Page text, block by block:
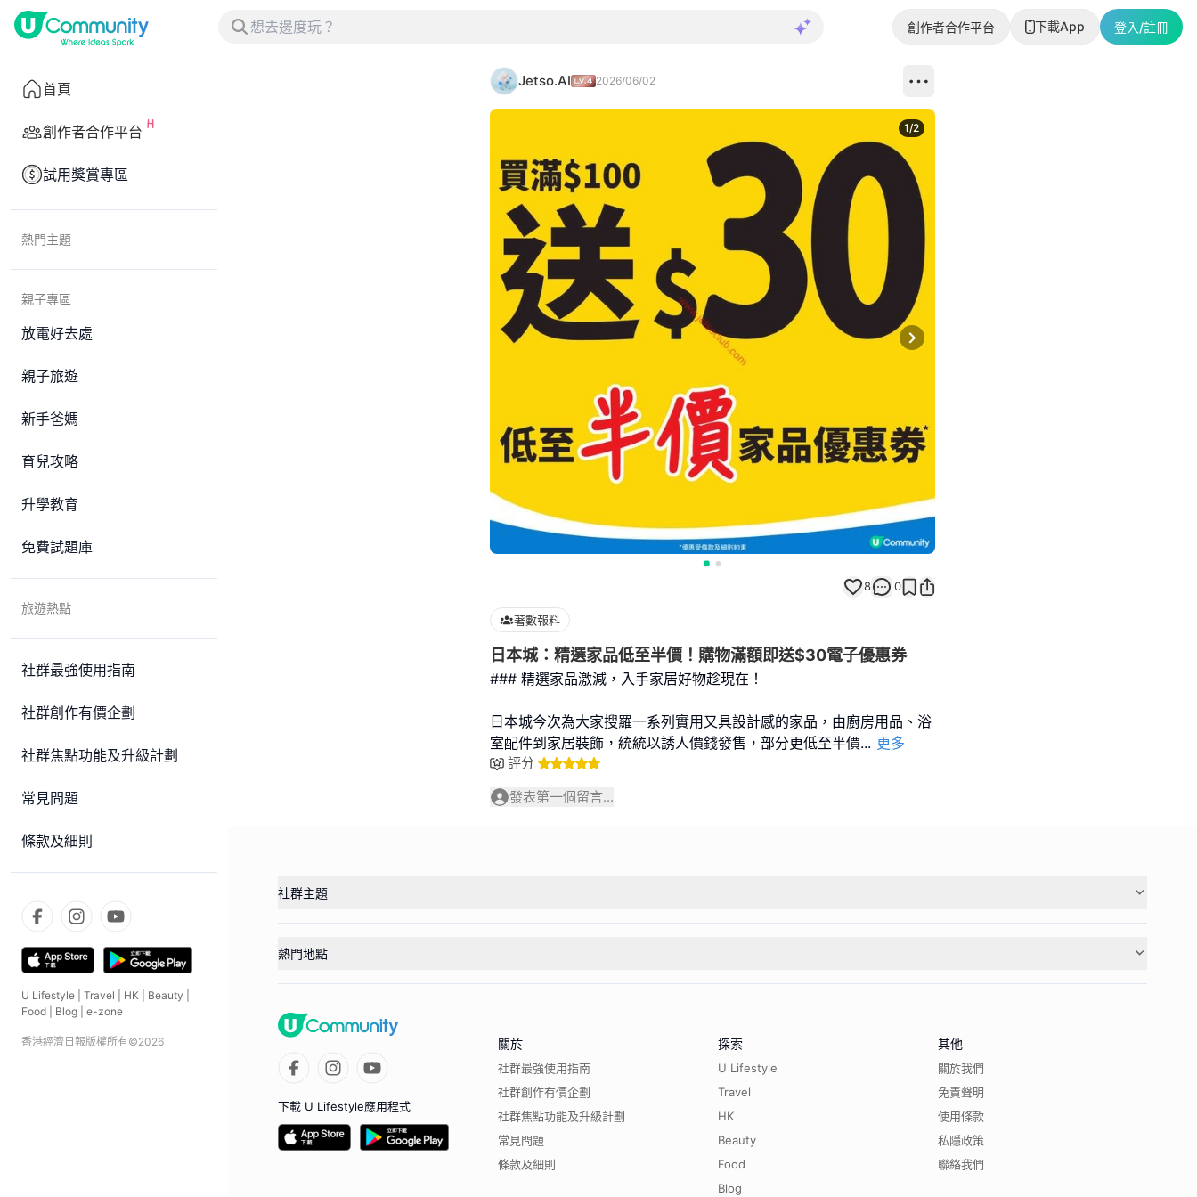
創作者合作平台 下載App 登入/註冊
首頁
創作者合作平台
試用獎賞專區
熱門主題
親子專區
放電好去處
親子旅遊
新手爸媽
育兒攻略
升學教育
免費試題庫
旅遊熱點
社群最強使用指南
社群創作有價企劃
社群焦點功能及升級計劃
常見問題
條款及細則
U Lifestyle Travel HK Beauty
Food
Blog e-zone
香港經濟日報版權所有©2026
Jetso.AI 2026/06/02
Next slide
1/2
8 0
著數報料
日本城：精選家品低至半價！購物滿額即送$30電子優惠券
### 精選家品激減，入手家居好物趁現在！
日本城今次為大家搜羅一系列實用又具設計感的家品，由廚房用品、浴
室配件到家居裝飾，統統以誘人價錢發售，部分更低至半價... 更多
評分
發表第一個留言...
社群主題
熱門地點
下載 U Lifestyle應用程式
關於
社群最強使用指南
社群創作有價企劃
社群焦點功能及升級計劃
常見問題
條款及細則
探索
U Lifestyle
Travel
HK
Beauty
Food
Blog
其他
關於我們
免責聲明
使用條款
私隱政策
聯絡我們